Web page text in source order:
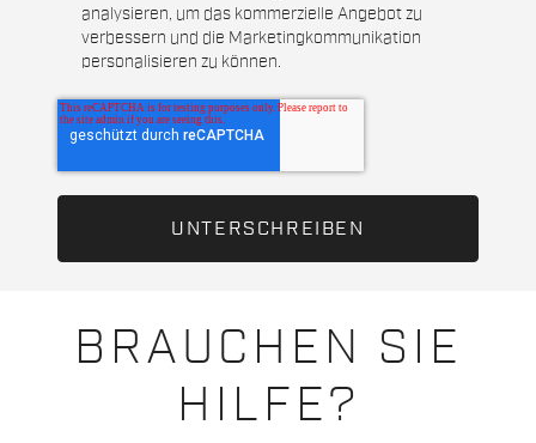
BRAUCHEN SIE
HILFE?
analysieren, um das kommerzielle Angebot zu
verbessern und die Marketingkommunikation
personalisieren zu können.